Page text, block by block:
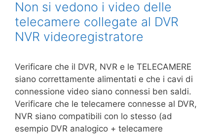
Non si vedono i video delle
telecamere collegate al DVR
NVR videoregistratore
Verificare che il DVR, NVR e le TELECAMERE
siano correttamente alimentati e che i cavi di
connessione video siano connessi ben saldi.
Verificare che le telecamere connesse al DVR,
NVR siano compatibili con lo stesso (ad
esempio DVR analogico + telecamere